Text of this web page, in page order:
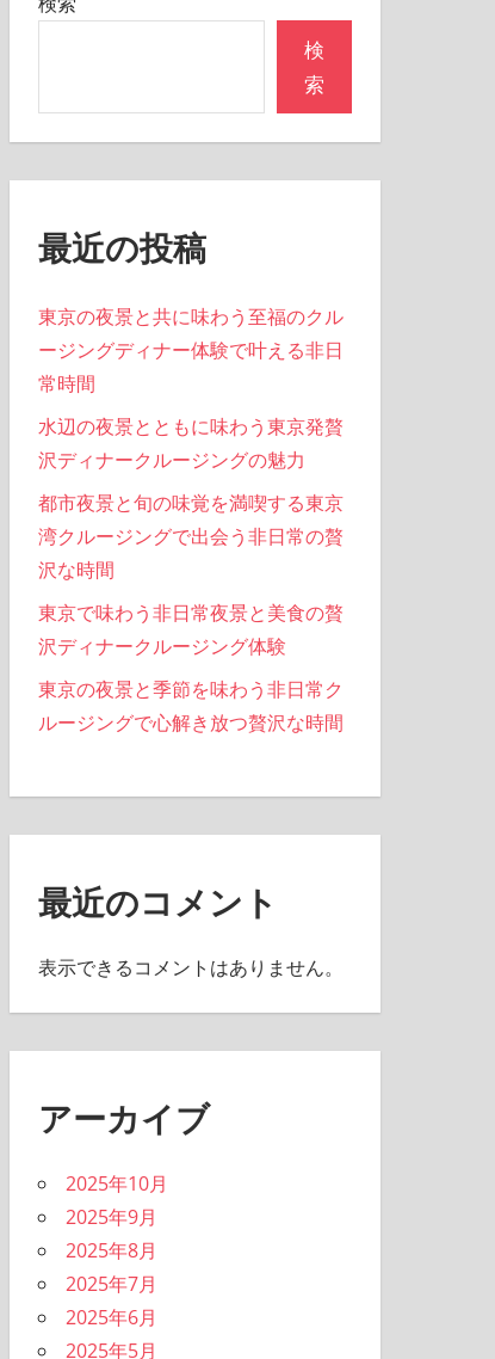
検
索
最近の投稿
東京の夜景と共に味わう至福のクル
ージングディナー体験で叶える非日
常時間
水辺の夜景とともに味わう東京発贅
沢ディナークルージングの魅力
都市夜景と旬の味覚を満喫する東京
湾クルージングで出会う非日常の贅
沢な時間
東京で味わう非日常夜景と美食の贅
沢ディナークルージング体験
東京の夜景と季節を味わう非日常ク
ルージングで心解き放つ贅沢な時間
最近のコメント
表示できるコメントはありません。
アーカイブ
2025年10月
2025年9月
2025年8月
2025年7月
2025年6月
2025年5月